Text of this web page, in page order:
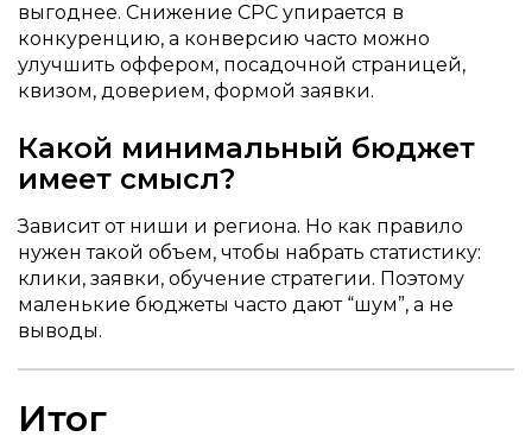
выгоднее. Снижение CPC упирается в
конкуренцию, а конверсию часто можно
улучшить оффером, посадочной страницей,
квизом, доверием, формой заявки.
Какой минимальный бюджет
имеет смысл?
Зависит от ниши и региона. Но как правило
нужен такой объем, чтобы набрать статистику:
клики, заявки, обучение стратегии. Поэтому
маленькие бюджеты часто дают “шум”, а не
выводы.
Итог